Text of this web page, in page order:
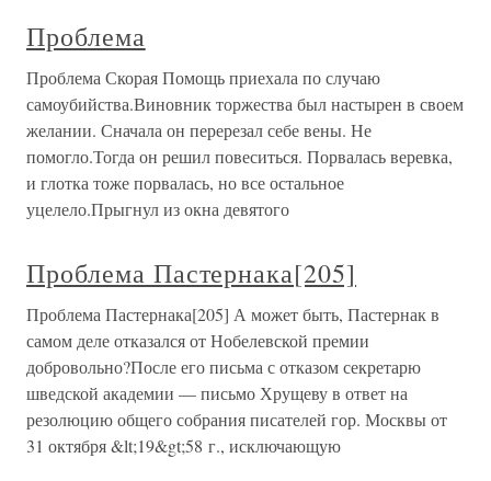
Проблема
Проблема Скорая Помощь приехала по случаю
самоубийства.Виновник торжества был настырен в своем
желании. Сначала он перерезал себе вены. Не
помогло.Тогда он решил повеситься. Порвалась веревка,
и глотка тоже порвалась, но все остальное
уцелело.Прыгнул из окна девятого
Проблема Пастернака[205]
Проблема Пастернака[205] А может быть, Пастернак в
самом деле отказался от Нобелевской премии
добровольно?После его письма с отказом секретарю
шведской академии — письмо Хрущеву в ответ на
резолюцию общего собрания писателей гор. Москвы от
31 октября &lt;19&gt;58 г., исключающую